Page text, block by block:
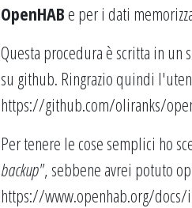
OpenHAB e per i dati
Questa procedura è scritta in un
su github. Ringrazio quindi
https://github.com/oliranks/
Per tenere le cose semplici ho
backup", sebbene avrei potuto
https://www.openhab.org/